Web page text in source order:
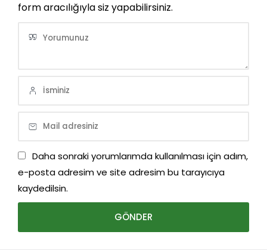
form aracılığıyla siz yapabilirsiniz.
Daha sonraki yorumlarımda kullanılması için adım,
e-posta adresim ve site adresim bu tarayıcıya
kaydedilsin.